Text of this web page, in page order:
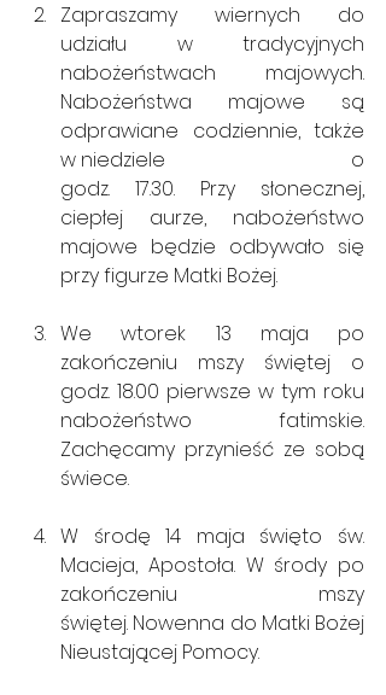
Zapraszamy wiernych do
udziału w tradycyjnych
nabożeństwach majowych.
Nabożeństwa majowe są
odprawiane codziennie, także
w niedziele                                    o
godz. 17.30. Przy słonecznej,
ciepłej aurze, nabożeństwo
majowe będzie odbywało się
przy figurze Matki Bożej.
We wtorek 13 maja po
zakończeniu mszy świętej o
godz. 18.00 pierwsze w tym roku
nabożeństwo fatimskie.
Zachęcamy przynieść ze sobą
świece.
W środę 14 maja święto św.
Macieja, Apostoła. W środy po
zakończeniu mszy
świętej. Nowenna do Matki Bożej
Nieustającej Pomocy.